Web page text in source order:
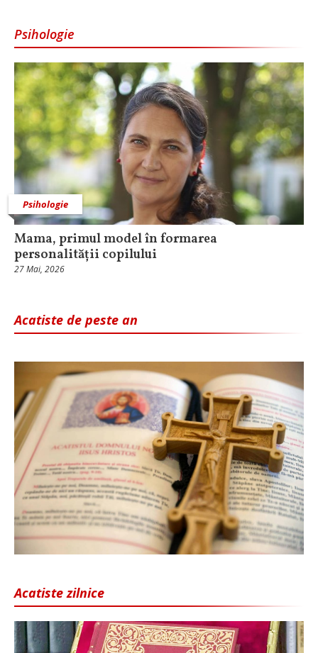
Psihologie
Psihologie
Mama, primul model în formarea
personalității copilului
27 Mai, 2026
Acatiste de peste an
Acatiste zilnice